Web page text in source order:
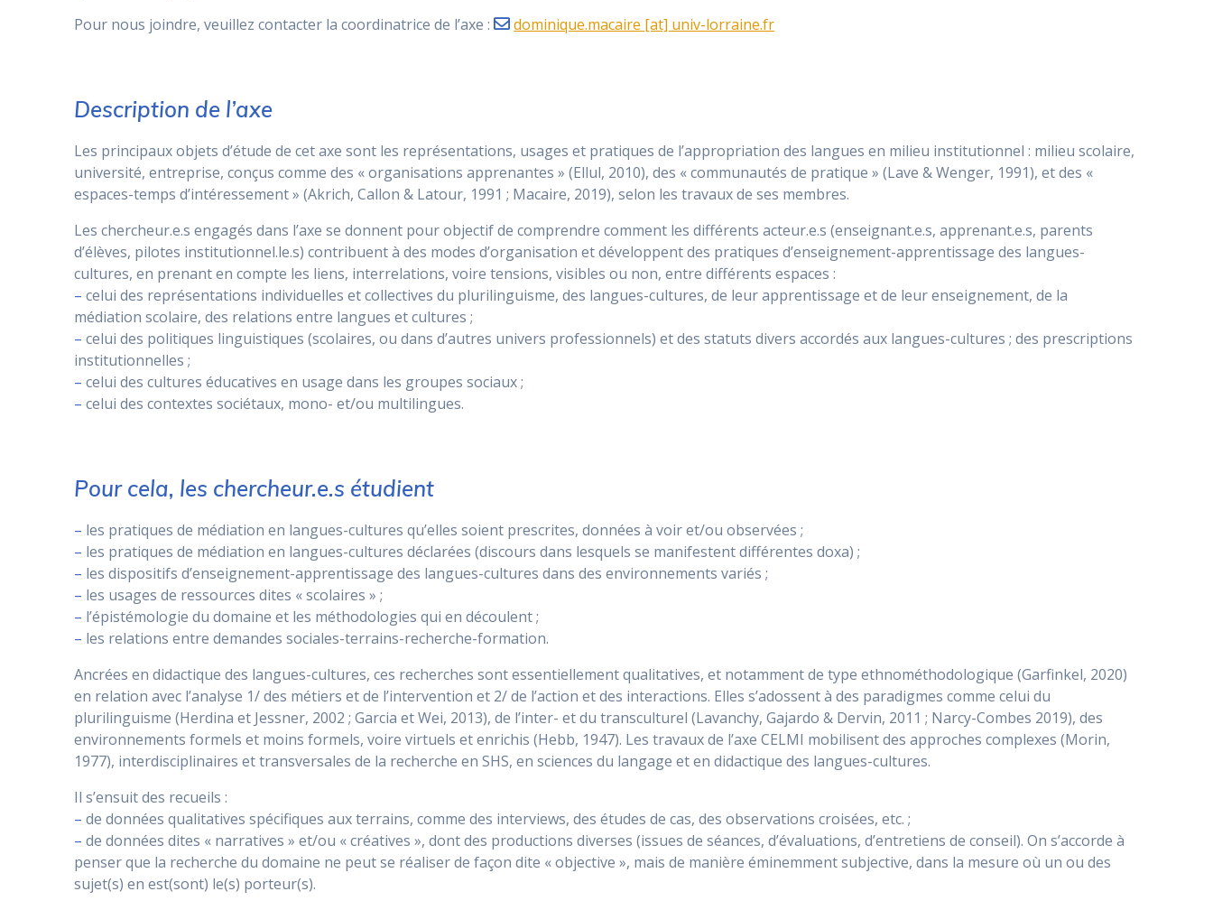
Pour nous joindre, veuillez contacter la coordinatrice de l’axe :
dominique.macaire [at] univ-lorraine.fr
Description de l’axe
Les principaux objets d’étude de cet axe sont les représentations, usages et pratiques de l’appropriation des langues en milieu institutionnel : milieu scolaire,
université, entreprise, conçus comme des « organisations apprenantes » (Ellul, 2010), des « communautés de pratique » (Lave & Wenger, 1991), et des «
espaces-temps d’intéressement » (Akrich, Callon & Latour, 1991 ; Macaire, 2019), selon les travaux de ses membres.
Les chercheur.e.s engagés dans l’axe se donnent pour objectif de comprendre comment les différents acteur.e.s (enseignant.e.s, apprenant.e.s, parents
d’élèves, pilotes institutionnel.le.s) contribuent à des modes d’organisation et développent des pratiques d’enseignement-apprentissage des langues-
cultures, en prenant en compte les liens, interrelations, voire tensions, visibles ou non, entre différents espaces :
– celui des représentations individuelles et collectives du plurilinguisme, des langues-cultures, de leur apprentissage et de leur enseignement, de la
médiation scolaire, des relations entre langues et cultures ;
– celui des politiques linguistiques (scolaires, ou dans d’autres univers professionnels) et des statuts divers accordés aux langues-cultures ; des prescriptions
institutionnelles ;
– celui des cultures éducatives en usage dans les groupes sociaux ;
– celui des contextes sociétaux, mono- et/ou multilingues.
Pour cela, les chercheur.e.s étudient
– les pratiques de médiation en langues-cultures qu’elles soient prescrites, données à voir et/ou observées ;
– les pratiques de médiation en langues-cultures déclarées (discours dans lesquels se manifestent différentes doxa) ;
– les dispositifs d’enseignement-apprentissage des langues-cultures dans des environnements variés ;
– les usages de ressources dites « scolaires » ;
– l’épistémologie du domaine et les méthodologies qui en découlent ;
– les relations entre demandes sociales-terrains-recherche-formation.
Ancrées en didactique des langues-cultures, ces recherches sont essentiellement qualitatives, et notamment de type ethnométhodologique (Garfinkel, 2020)
en relation avec l’analyse 1/ des métiers et de l’intervention et 2/ de l’action et des interactions. Elles s’adossent à des paradigmes comme celui du
plurilinguisme (Herdina et Jessner, 2002 ; Garcia et Wei, 2013), de l’inter- et du transculturel (Lavanchy, Gajardo & Dervin, 2011 ; Narcy-Combes 2019), des
environnements formels et moins formels, voire virtuels et enrichis (Hebb, 1947). Les travaux de l’axe CELMI mobilisent des approches complexes (Morin,
1977), interdisciplinaires et transversales de la recherche en SHS, en sciences du langage et en didactique des langues-cultures.
Il s’ensuit des recueils :
– de données qualitatives spécifiques aux terrains, comme des interviews, des études de cas, des observations croisées, etc. ;
– de données dites « narratives » et/ou « créatives », dont des productions diverses (issues de séances, d’évaluations, d’entretiens de conseil). On s’accorde à
penser que la recherche du domaine ne peut se réaliser de façon dite « objective », mais de manière éminemment subjective, dans la mesure où un ou des
sujet(s) en est(sont) le(s) porteur(s).